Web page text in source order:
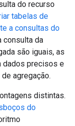
do recurso
tabelas de
a consultas do
consulta da
são iguais, as
dados precisos e
agregação.
distintas.
do